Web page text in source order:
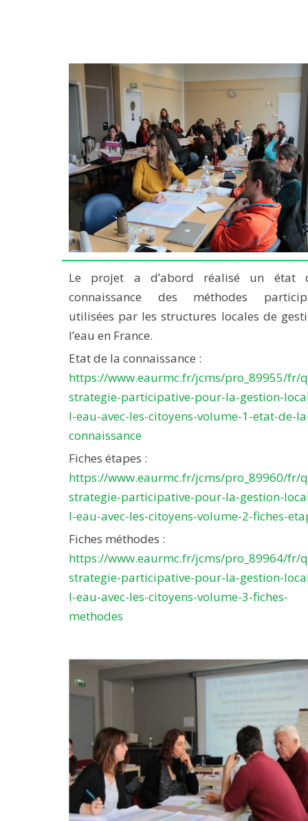
Le projet a d’abord réalisé un état
connaissance des méthodes
utilisées par les structures locales de
l’eau en France.
Etat de la connaissance :
https://www.eaurmc.fr/jcms/pro_89955/fr/
strategie-participative-pour-la-gestion-
l-eau-avec-les-citoyens-volume-1-etat-de-
connaissance
Fiches étapes :
https://www.eaurmc.fr/jcms/pro_89960/fr/
strategie-participative-pour-la-gestion-
l-eau-avec-les-citoyens-volume-2-fiches-
Fiches méthodes :
https://www.eaurmc.fr/jcms/pro_89964/fr/
strategie-participative-pour-la-gestion-
l-eau-avec-les-citoyens-volume-3-fiches-
methodes